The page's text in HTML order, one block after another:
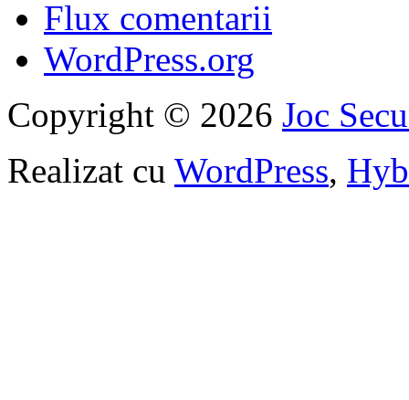
Flux comentarii
WordPress.org
Copyright © 2026 Joc
Realizat cu WordPress,